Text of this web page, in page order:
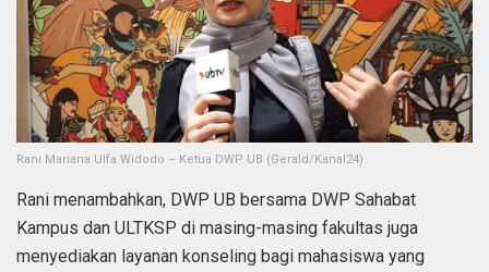
Rani Mariana Ulfa Widodo – Ketua DWP UB (Gerald/Kanal24)
Rani menambahkan, DWP UB bersama DWP Sahabat
Kampus dan ULTKSP di masing-masing fakultas juga
menyediakan layanan konseling bagi mahasiswa yang